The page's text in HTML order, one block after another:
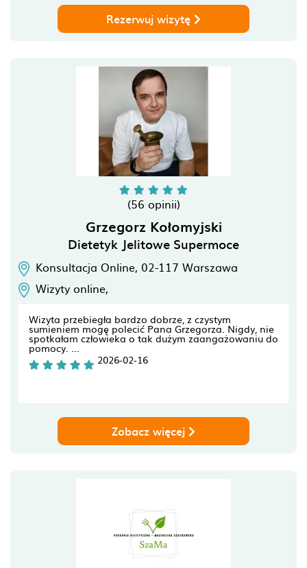
Rezerwuj wizytę
(56 opinii)
Grzegorz Kołomyjski
Dietetyk Jelitowe Supermoce
Konsultacja Online, 02-117 Warszawa
Wizyty online,
Wizyta przebiegła bardzo dobrze, z czystym
sumieniem mogę polecić Pana Grzegorza. Nigdy, nie
spotkałam człowieka o tak dużym zaangażowaniu do
pomocy. ...
2026-02-16
Zobacz więcej